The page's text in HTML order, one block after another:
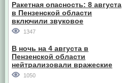
Ракетная опасность: 8 августа
в Пензенской области
включили звуковое
оповещение
1347
В ночь на 4 августа в
Пензенской области
нейтрализовали вражеские
дроны
1050